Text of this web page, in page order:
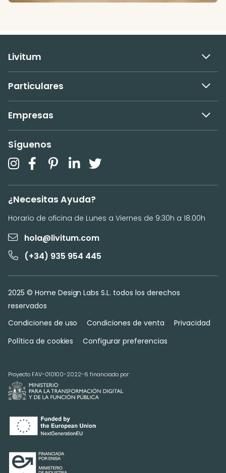
Livitum
Particulares
Empresas
Síguenos
¿Necesitas Ayuda?
Horario de oficina de Lunes a Viernes de 9:30h a 18:00h
hola@livitum.com
(+34) 935 954 445
2025 © Home Design Labs S.L. todos los derechos
reservados
Condiciones de uso
Condiciones de venta
Privacidad
Política de cookies
Configurar preferencias
Proyecto FAV-010100-2022-6 financiado por: